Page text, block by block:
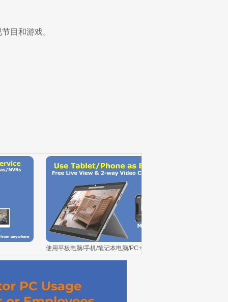
目和游戏。
使用平板电脑/手机/笔记本电脑/PC+网络摄像头作为婴儿监视器或